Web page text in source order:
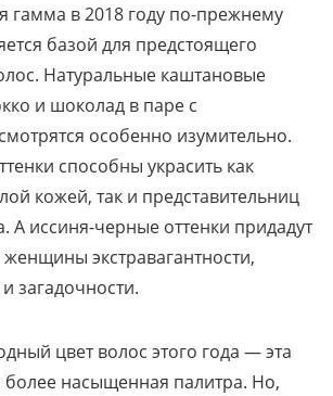
гамма в 2018 году по-прежнему
базой для предстоящего
Натуральные каштановые
и шоколад в паре с
особенно изумительно.
способны украсить как
кожей, так и представительниц
А иссиня-черные оттенки придадут
экстравагантности,
загадочности.
цвет волос этого года — эта
более насыщенная палитра. Но,